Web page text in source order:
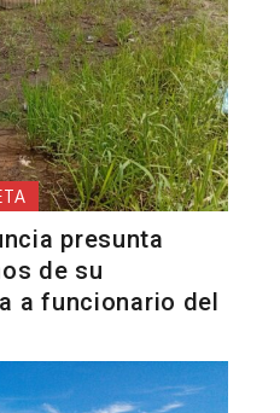
presunta
de su
a funcionario del